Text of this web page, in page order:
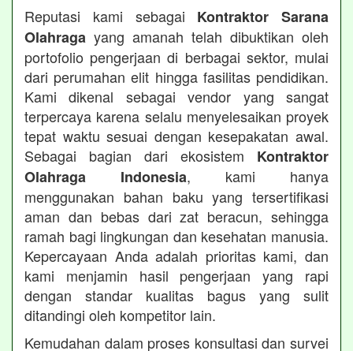
Reputasi kami sebagai Kontraktor Sarana
Olahraga yang amanah telah dibuktikan oleh
portofolio pengerjaan di berbagai sektor, mulai
dari perumahan elit hingga fasilitas pendidikan.
Kami dikenal sebagai vendor yang sangat
terpercaya karena selalu menyelesaikan proyek
tepat waktu sesuai dengan kesepakatan awal.
Sebagai bagian dari ekosistem Kontraktor
Olahraga Indonesia, kami hanya
menggunakan bahan baku yang tersertifikasi
aman dan bebas dari zat beracun, sehingga
ramah bagi lingkungan dan kesehatan manusia.
Kepercayaan Anda adalah prioritas kami, dan
kami menjamin hasil pengerjaan yang rapi
dengan standar kualitas bagus yang sulit
ditandingi oleh kompetitor lain.
Kemudahan dalam proses konsultasi dan survei